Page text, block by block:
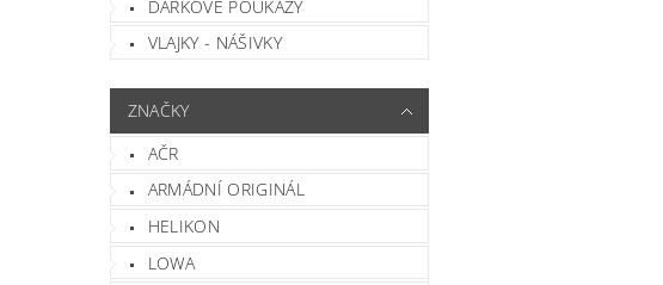
DÁRKOVÉ POUKAZY
VLAJKY - NÁŠIVKY
ZNAČKY
AČR
ARMÁDNÍ ORIGINÁL
HELIKON
LOWA